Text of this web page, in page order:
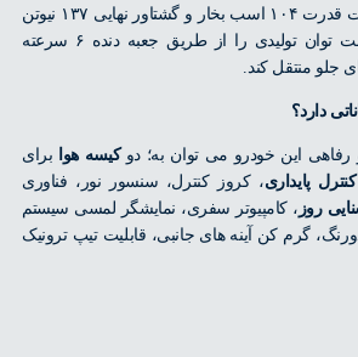
پیشرانه توانایی تولید نهایت قدرت ۱۰۴ اسب بخار و گشتاور نهایی ۱۳۷ نیوتن
متر را داشته و قادر است توان تولیدی را از طریق جعبه دنده ۶ سرعته
این خودرو می توان به؛ دو کیسه هوابرای
، کروز کنترل، سنسور نور، فناوری
، کامپیوتر سفری، نمایشگر لمسی سیستم
کن آینه های جانبی، قابلیت تیپ ترونیک